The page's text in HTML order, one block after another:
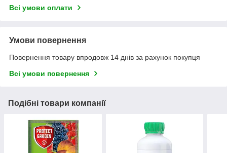
Всі умови оплати
Умови повернення
Повернення товару впродовж 14 днів за рахунок покупця
Всі умови повернення
Подібні товари компанії